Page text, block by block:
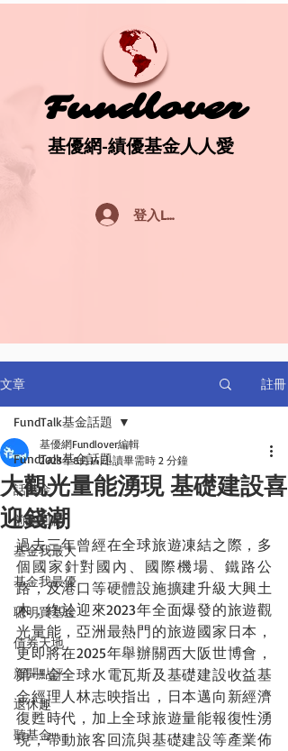
Fundlover
Fundlover
基優網-績優基金人人愛
基優網-績優基金人人愛
登入Log In
文章 註冊
FundTalk基金話題
話基金
前瞻回顧
基金我最大
基金我最優
聰明買基金
債券天地
新聞點評
退休趣
聽基金
FundTalk基金話題
大觀光量能湧現 基礎建設喜
迎錢潮
基優網Fundlover編輯
2023年8月14日 讀畢需時 2 分鐘
過去三年曾經在全球旅遊凍結之際，多
個國家針對國內、國際機場、鐵路公
路，及港口等硬體設施擴建升級大興土
木，終於迎來2023年全面爆發的旅遊觀
光量能，亞洲最熱門的旅遊國家日本，
更即將在2025年舉辦關西大阪世博會，
第一金全球水電瓦斯及基礎建設收益基
金經理人林志映指出，日本邁向新經濟
復甦時代，加上全球旅遊量能報復性湧
現，帶動旅客回流與基礎建設等產業佈